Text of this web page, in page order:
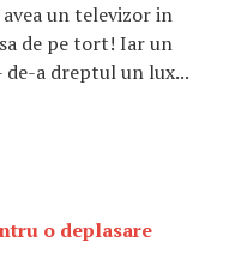
un televizor in
de pe tort! Iar un
a dreptul un lux...
o deplasare